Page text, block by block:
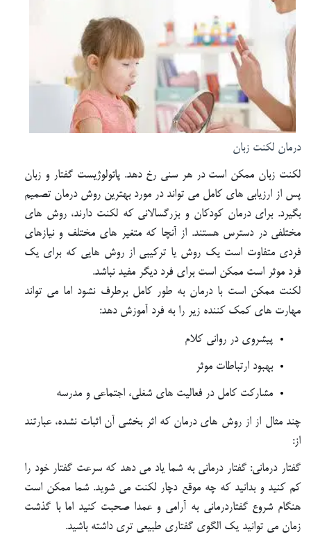
درمان لکنت زبان
لکنت زبان ممکن است در هر سنی رخ دهد. پاتولوژیست گفتار و زبان
پس از ارزیابی های کامل می تواند در مورد بهترین روش درمان تصمیم
بگیرد. برای درمان کودکان و بزرگسالانی که لکنت دارند، روش های
مختلفی در دسترس هستند. از آنچا که متغیر های مختلف و نیازهای
فردی متفاوت است یک روش یا ترکیبی از روش هایی که برای یک
فرد موثر است ممکن است برای فرد دیگر مفید نباشد.
لکنت ممکن است با درمان به طور کامل برطرف نشود اما می تواند
مهارت های کمک کننده زیر را به فرد آموزش دهد:
پیشروی در روانی کلام
بهبود ارتباطات موثر
مشارکت کامل در فعالیت های شغلی، اجتماعی و مدرسه
چند مثال از از روش های درمان که اثر بخشی آن اثبات نشده، عبارتند
از:
گفتار درمانی: گفتار درمانی به شما یاد می دهد که سرعت گفتار خود را
کم کنید و بدانید که چه موقع دچار لکنت می شوید. شما ممکن است
هنگام شروع گفتاردرمانی به آرامی و عمدا صحبت کنید اما با گذشت
زمان می توانید یک الگوی گفتاری طبیعی تری داشته باشید.